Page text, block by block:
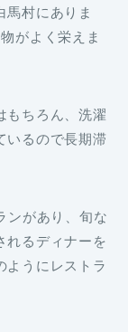
馬村にありま
がよく栄えま
もちろん、洗濯
いるので長期滞
ンがあり、旬な
れるディナーを
ようにレストラ